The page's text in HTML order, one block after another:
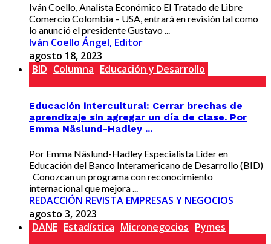
Iván Coello, Analista Económico El Tratado de Libre
Comercio Colombia – USA, entrará en revisión tal como
lo anunció el presidente Gustavo ...
Iván Coello Ángel, Editor
agosto 18, 2023
BID Columna Educación y Desarrollo
Educación intercultural: Cerrar brechas de
aprendizaje sin agregar un día de clase. Por
Emma Näslund-Hadley ...
Por Emma Näslund-Hadley Especialista Líder en
Educación del Banco Interamericano de Desarrollo (BID)
Conozcan un programa con reconocimiento
internacional que mejora ...
REDACCIÓN REVISTA EMPRESAS Y NEGOCIOS
agosto 3, 2023
DANE Estadística Micronegocios Pymes